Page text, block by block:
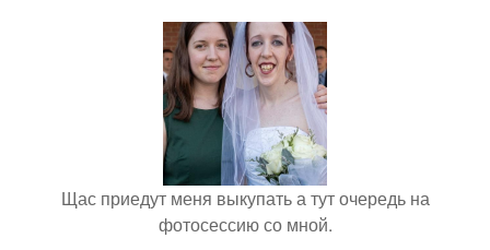
Щас приедут меня выкупать а тут очередь на
фотосессию со мной.